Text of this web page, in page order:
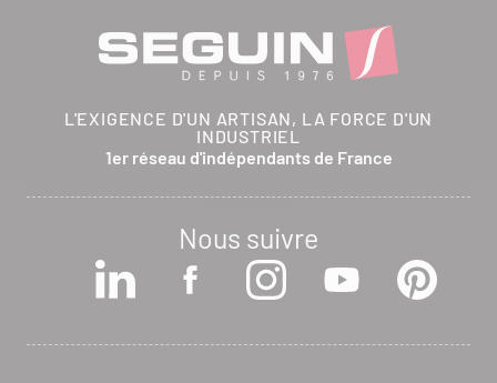
ANCELOT PERE ET FILS
BRETHENAY 52000
Voir la fiche revendeur
VOIR LE SITE CONTACTER
L'EXIGENCE D'UN ARTISAN, LA FORCE D'UN
INDUSTRIEL
1er réseau d'indépendants de France
Nous suivre